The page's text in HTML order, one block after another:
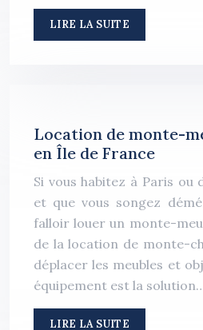
LIRE LA SUITE
Location de monte-
en Île de France
Si vous habitez à Paris ou
et que vous songez
falloir louer un monte-
de la location de monte-
déplacer les meubles et
équipement est la
LIRE LA SUITE